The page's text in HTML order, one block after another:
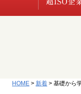
HOME > 新着 > 基礎から